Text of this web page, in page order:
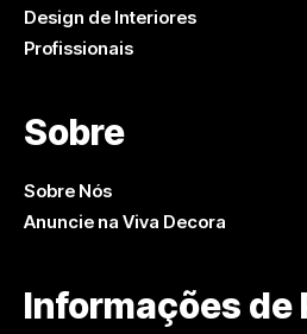
Design de Interiores
Profissionais
Sobre
Sobre Nós
Anuncie na Viva Decora
Informações de